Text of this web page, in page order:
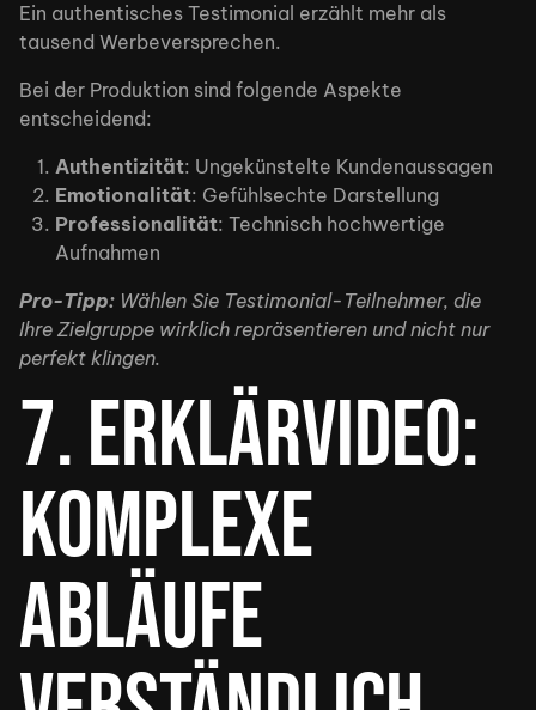
Ein authentisches Testimonial erzählt mehr als
tausend Werbeversprechen.
Bei der Produktion sind folgende Aspekte
entscheidend:
Authentizität: Ungekünstelte Kundenaussagen
Emotionalität: Gefühlsechte Darstellung
Professionalität: Technisch hochwertige
Aufnahmen
Pro-Tipp: Wählen Sie Testimonial-Teilnehmer, die
Ihre Zielgruppe wirklich repräsentieren und nicht nur
perfekt klingen.
7. Erklärvideo:
Komplexe
Abläufe